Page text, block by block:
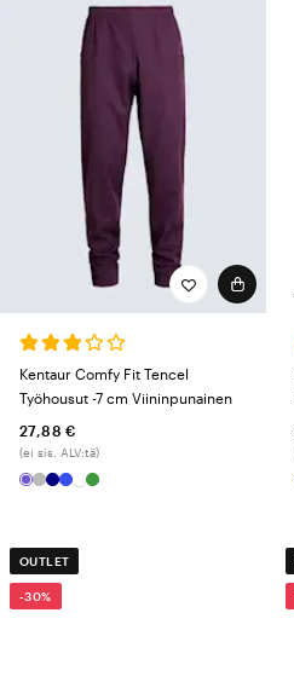
Kentaur Comfy Fit Tencel
Työhousut -7 cm Viininpunainen
27,88 €
(ei sis. ALV:tä)
OUTLET
-30%